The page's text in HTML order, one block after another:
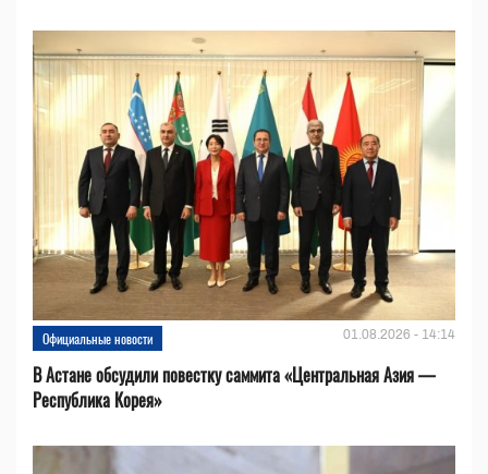
Официальные новости 01.08.2026 - 14:14
В Астане обсудили повестку саммита «Центральная Азия —
Республика Корея»